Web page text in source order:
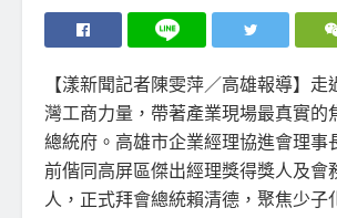
【漾新聞記者陳雯萍／高雄報導】
灣工商力量，帶著產業現場最真實的
總統府。高雄市企業經理協進會理事
前偕同高屏區傑出經理獎得獎人及會
人，正式拜會總統賴清德，聚焦少子